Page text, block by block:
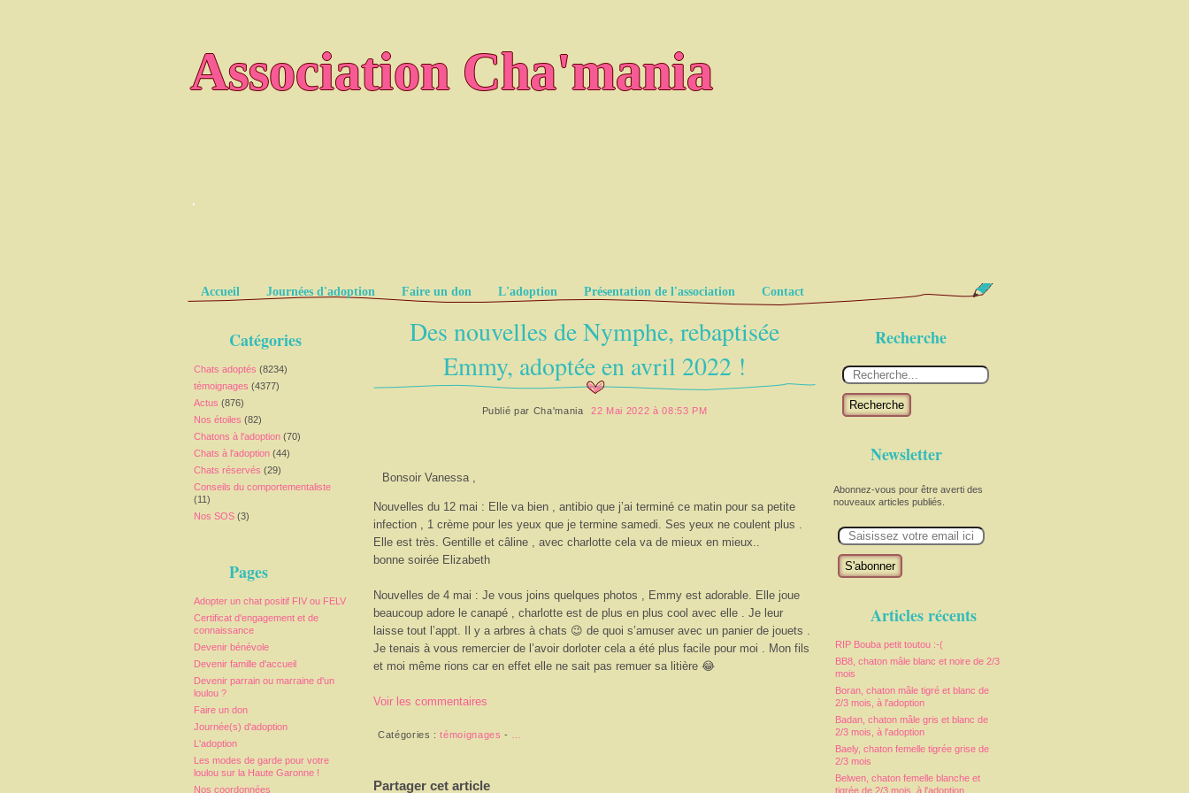
Association Cha'mania
.
Pages
Accueil Journées d'adoption Faire un don L'adoption Présentation de l'association Contact
Catégories
Chats adoptés (8234)
témoignages (4377)
Actus (876)
Nos étoiles (82)
Chatons à l'adoption (70)
Chats à l'adoption (44)
Chats réservés (29)
Conseils du comportementaliste
(11)
Nos SOS (3)
Pages
Adopter un chat positif FIV ou FELV
Certificat d'engagement et de
connaissance
Devenir bénévole
Devenir famille d'accueil
Devenir parrain ou marraine d'un
loulou ?
Faire un don
Journée(s) d'adoption
L'adoption
Les modes de garde pour votre
loulou sur la Haute Garonne !
Nos coordonnées
Recherche
Recherche
Newsletter
Abonnez-vous pour être averti des
nouveaux articles publiés.
m
Articles récents
RIP Bouba petit toutou :-(
BB8, chaton mâle blanc et noire de 2/3
mois
Boran, chaton mâle tigré et blanc de
2/3 mois, à l'adoption
Badan, chaton mâle gris et blanc de
2/3 mois, à l'adoption
Baely, chaton femelle tigrée grise de
2/3 mois
Belwen, chaton femelle blanche et
tigrée de 2/3 mois, à l'adoption
Des nouvelles de Nymphe, rebaptisée
Emmy, adoptée en avril 2022 !
Publié par Cha'mania 22 Mai 2022 à 08:53 PM
Bonsoir Vanessa ,
Nouvelles du 12 mai : Elle va bien , antibio que j’ai terminé ce matin pour sa petite
infection , 1 crème pour les yeux que je termine samedi. Ses yeux ne coulent plus .
Elle est très. Gentille et câline , avec charlotte cela va de mieux en mieux..
bonne soirée Elizabeth
Nouvelles de 4 mai : Je vous joins quelques photos , Emmy est adorable. Elle joue
beaucoup adore le canapé , charlotte est de plus en plus cool avec elle . Je leur
laisse tout l’appt. Il y a arbres à chats 😉 de quoi s’amuser avec un panier de jouets .
Je tenais à vous remercier de l’avoir dorloter cela a été plus facile pour moi . Mon fils
et moi même rions car en effet elle ne sait pas remuer sa litière 😂
Voir les commentaires
Catégories :témoignages -
Partager cet article